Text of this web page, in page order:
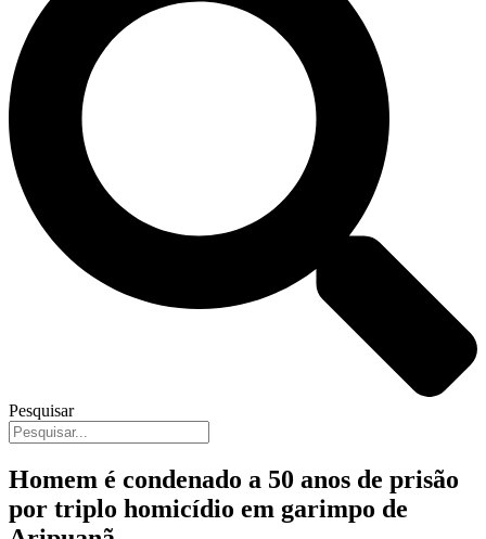
Pesquisar
Homem é condenado a 50 anos de prisão
por triplo homicídio em garimpo de